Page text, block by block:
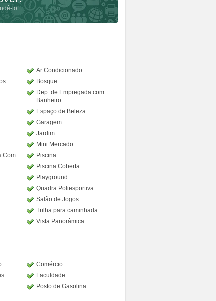
lo.
Ar Condicionado
Bosque
Dep. de Empregada com
Banheiro
Espaço de Beleza
Garagem
Jardim
Mini Mercado
Com
Piscina
Piscina Coberta
Playground
Quadra Poliesportiva
Salão de Jogos
Trilha para caminhada
Vista Panorâmica
Comércio
Faculdade
Posto de Gasolina